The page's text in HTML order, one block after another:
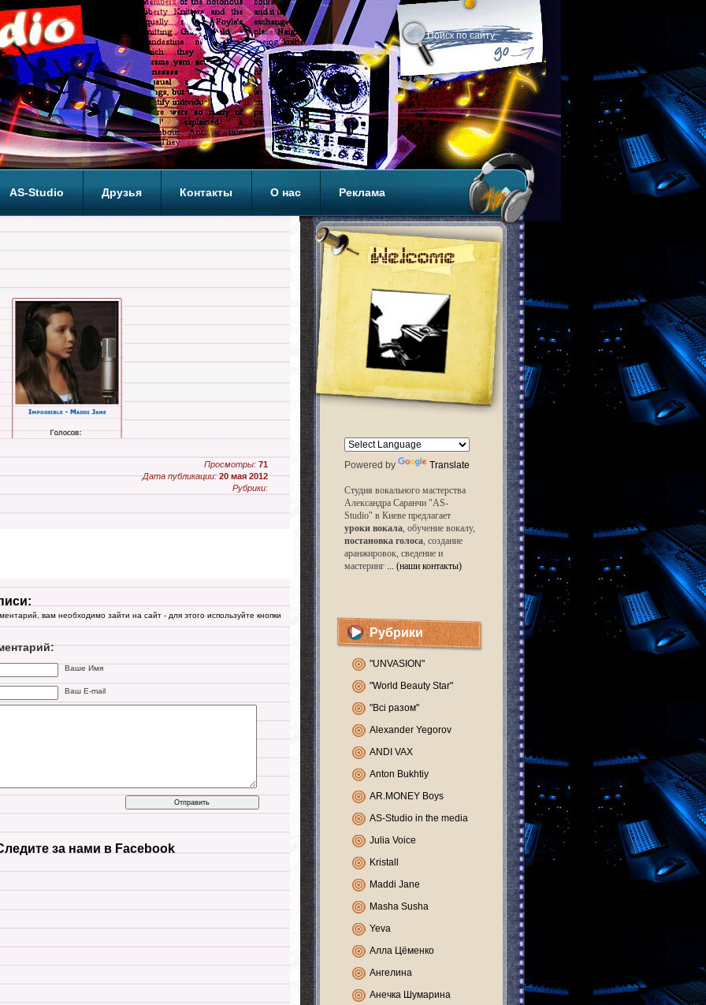
AS-Studio Друзья Контакты О нас Реклама
Просмотры: 71
Дата публикации: 20 мая 2012
Рубрики:
вам необходимо зайти на сайт - для этого используйте кнопки
Ваше Имя
Ваш E-mail
за нами в Facebook
Powered by Translate
Студия вокального мастерства
Александра Саранчи "AS-
Studio" в Киеве предлагает
уроки вокала, обучение вокалу,
постановка голоса, создание
аранжировок, сведение и
мастеринг ... (наши контакты)
Рубрики
"UNVASION"
"World Beauty Star"
"Всі разом"
Alexander Yegorov
ANDI VAX
Anton Bukhtiy
AR.MONEY Boys
AS-Studio in the media
Julia Voice
Kristall
Maddi Jane
Masha Susha
Yeva
Алла Цёменко
Ангелина
Анечка Шумарина